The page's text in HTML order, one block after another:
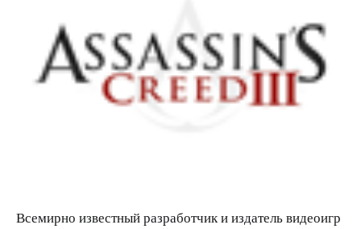
Всемирно известный разработчик и издатель видеоигр